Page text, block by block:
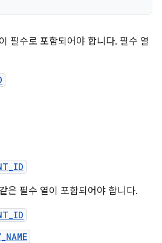
필수로 포함되어야 합니다. 필수 열
은 필수 열이 포함되어야 합니다.